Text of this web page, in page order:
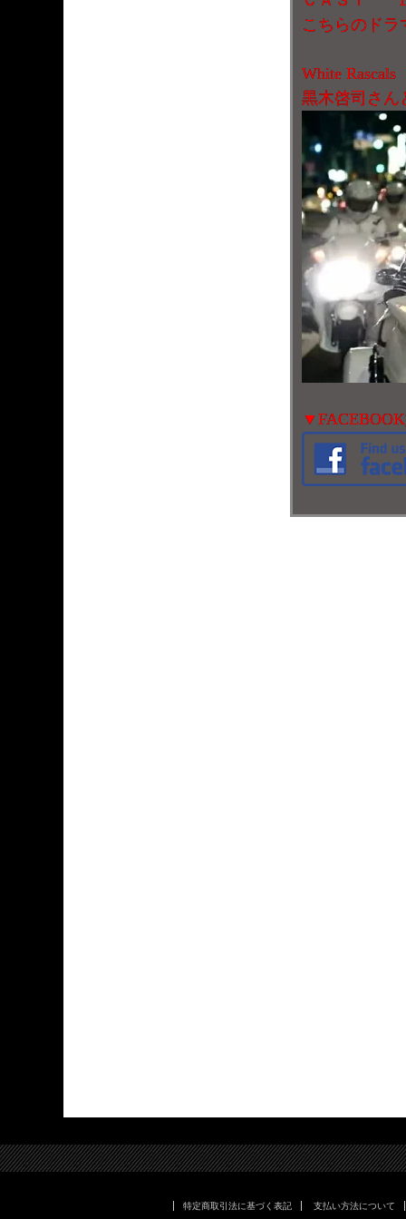
こちらのド
White Rascals
黒木啓司さん
特定商取引法に基づく表記 支払い方法について